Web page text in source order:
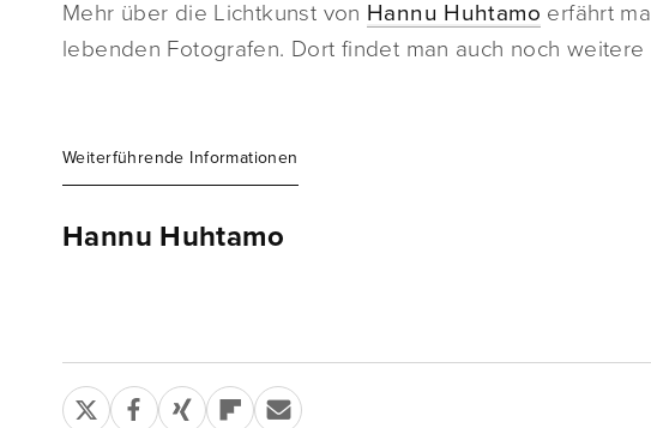
Mehr über die Lichtkunst von Hannu Huhtamo erfährt
lebenden Fotografen. Dort findet man auch noch
Weiterführende Informationen
Hannu Huhtamo